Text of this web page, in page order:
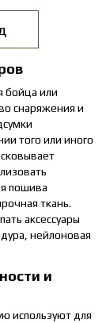
бойца или
снаряжения и
того или иного
пошива
ткань.
аксессуары
нейлоновая
и
используют для